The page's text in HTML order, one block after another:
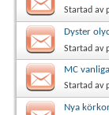
Startad av
Dyster
Startad av
MC
Startad av
Nya